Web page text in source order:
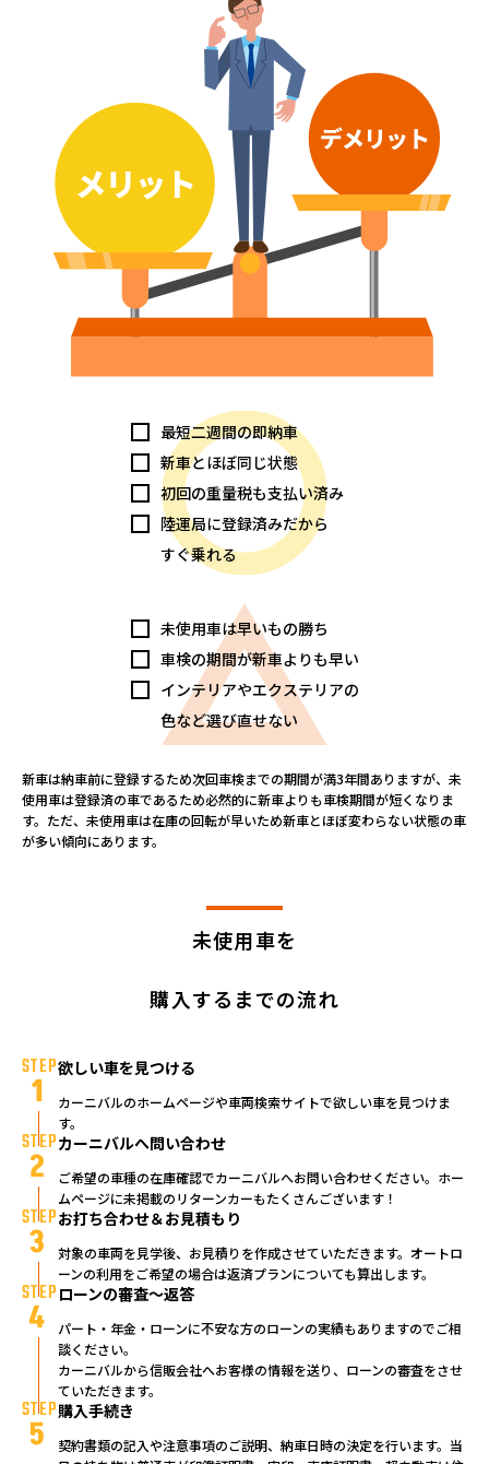
最短二週間の即納車
新車とほぼ同じ状態
初回の重量税も支払い済み
陸運局に登録済みだから
すぐ乗れる
未使用車は早いもの勝ち
車検の期間が新車よりも早い
インテリアやエクステリアの
色など選び直せない
新車は納車前に登録するため次回車検までの期間が満3年間ありますが、未
使用車は登録済の車であるため必然的に新車よりも車検期間が短くなりま
す。ただ、未使用車は在庫の回転が早いため新車とほぼ変わらない状態の車
が多い傾向にあります。
未使用車を
購入するまでの流れ
STEP
1
欲しい車を見つける
カーニバルのホームページや車両検索サイトで欲しい車を見つけま
す。
STEP
2
カーニバルへ問い合わせ
ご希望の車種の在庫確認でカーニバルへお問い合わせください。ホー
ムページに未掲載のリターンカーもたくさんございます！
STEP
3
お打ち合わせ＆お見積もり
対象の車両を見学後、お見積りを作成させていただきます。オートロ
ーンの利用をご希望の場合は返済プランについても算出します。
STEP
4
ローンの審査～返答
パート・年金・ローンに不安な方のローンの実績もありますのでご相
談ください。
カーニバルから信販会社へお客様の情報を送り、ローンの審査をさせ
ていただきます。
STEP
5
購入手続き
契約書類の記入や注意事項のご説明、納車日時の決定を行います。当